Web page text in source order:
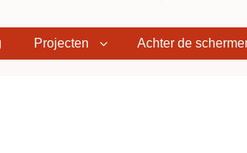
Projecten Achter de